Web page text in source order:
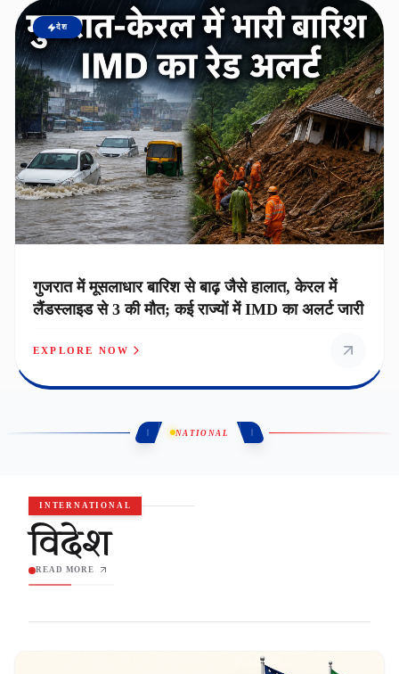
देश
गुजरात में मूसलाधार बारिश से बाढ़ जैसे हालात, केरल में
लैंडस्लाइड से 3 की मौत; कई राज्यों में IMD का अलर्ट जारी
EXPLORE NOW
NATIONAL
INTERNATIONAL
विदेश
READ MORE